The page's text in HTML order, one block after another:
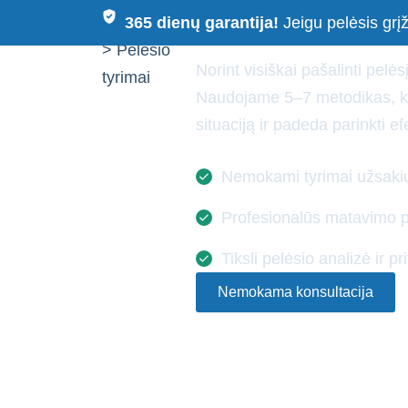
365 dienų garantija! Jeigu pelėsis
Pelėsio naikinimas
Pagrindinis
>Pelėsio
tyrimai
Pelėsio
Norint visiškai pašalinti
Naudojame 5–7 metodikas,
situaciją ir padeda parinkti
Nemokami tyrimai
Profesionalūs matavimo
Tiksli pelėsio analizė ir
Nemokama konsultacija